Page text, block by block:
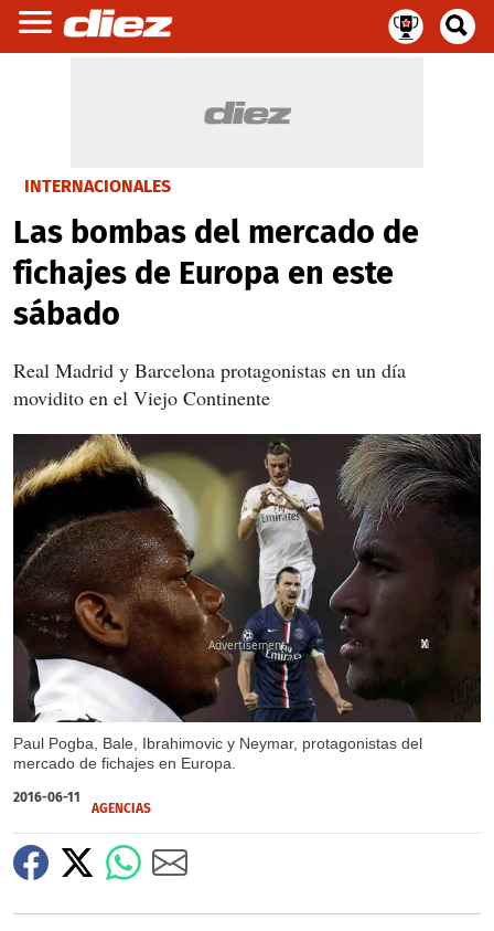
INTERNACIONALES
Las bombas del mercado de
fichajes de Europa en este
sábado
Real Madrid y Barcelona protagonistas en un día
movidito en el Viejo Continente
Paul Pogba, Bale, Ibrahimovic y Neymar, protagonistas del
mercado de fichajes en Europa.
X
X
X
X
X
X
X
X
2016-06-11
AGENCIAS